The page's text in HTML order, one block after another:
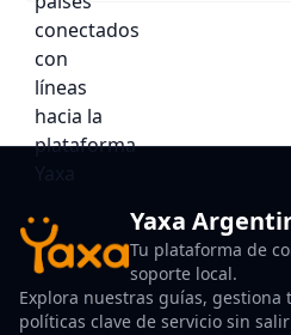
Yaxa
Tu plataforma de
soporte local.
Explora nuestras guías, gestiona
políticas clave de servicio sin